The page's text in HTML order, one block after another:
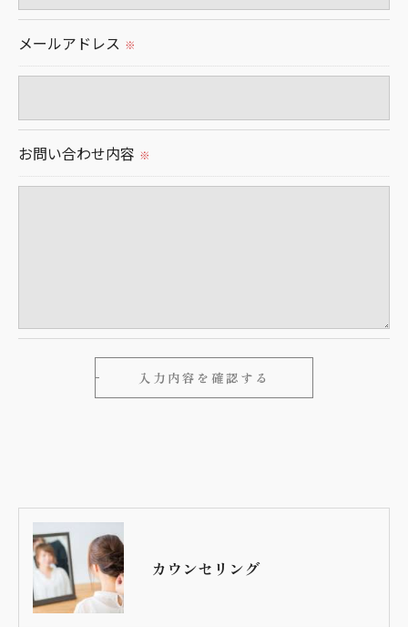
＜個人情報を与えなかった場合に生じる結果＞
＜個人情報の開示･訂正・削除･利用停止の手続につ
当社では、お客様の個人情報の開示･訂正･削除・利
きにつきましては、お電話でお問合せ下さい。
メールアドレス ※
お問い合わせ内容 ※
カウンセリング